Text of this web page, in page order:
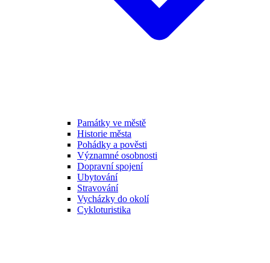
Památky ve městě
Historie města
Pohádky a pověsti
Významné osobnosti
Dopravní spojení
Ubytování
Stravování
Vycházky do okolí
Cykloturistika